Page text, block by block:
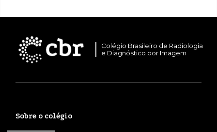
Colégio Brasileiro de Radiologia
e Diagnóstico por Imagem
Sobre o colégio